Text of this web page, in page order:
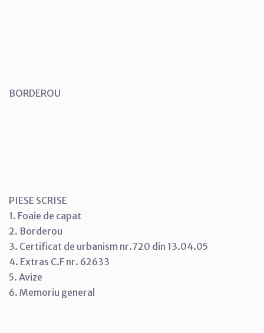
BORDEROU
PIESE SCRISE
1. Foaie de capat
2. Borderou
3. Certificat de urbanism nr.720 din 13.04.05
4. Extras C.F nr. 62633
5. Avize
6. Memoriu general